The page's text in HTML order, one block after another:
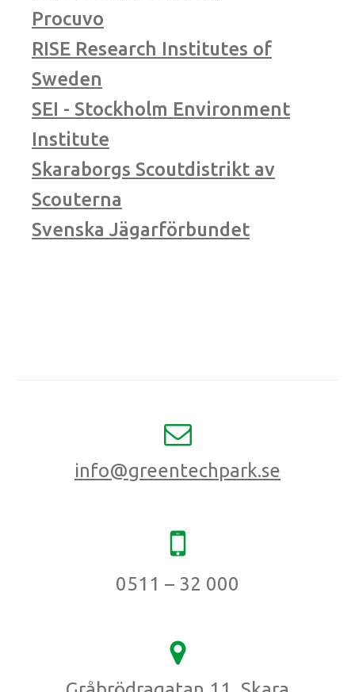
Procuvo
RISE Research Institutes of
Sweden
SEI - Stockholm Environment
Institute
Skaraborgs Scoutdistrikt av
Scouterna
Svenska Jägarförbundet
info@greentechpark.se
0511 – 32 000